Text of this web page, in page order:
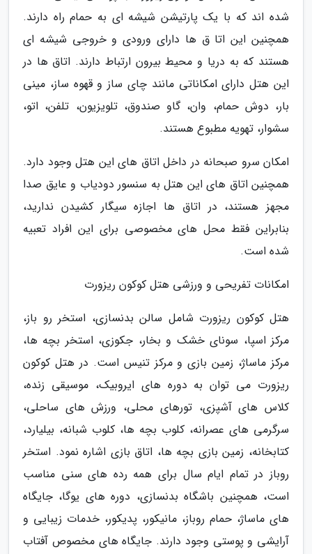
شده اند که با یک پارتیشن شیشه ای به حمام راه دارند.
همچنین این اتا ق ها دارای ورودی و خروجی شیشه ای
هستند که به دریا و محیط بیرون ارتباط دارند. اتاق ها در
این هتل دارای امکاناتی مانند چای ساز و قهوه ساز، مینی
بار، دوش حمام، وان، گاو صندوق، تلویزیون، تلفن، اتو،
سشوار، تهویه مطبوع هستند.
امکان سرو صبحانه در داخل اتاق های این هتل وجود دارد.
همچنین اتاق های این هتل به سنسور دودیاب و عایق صدا
مجهز هستند، در اتاق ها اجازه سیگار کشیدن ندارید،
بنابراین فقط محل های مخصوصی برای این افراد تعبیه
شده است.
امکانات تفریحی و ورزشی هتل کوکون ریزورت
هتل کوکون ریزورت شامل سالن بدنسازی، استخر رو باز،
مرکز اسپا، سونای خشک و بخار، جکوزی، استخر بچه ها،
مرکز ماساژ، زمین بازی و مرکز تنیس است. در هتل کوکون
ریزورت می توان به دوره های ایروبیک، موسیقی زنده،
کلاس های آشپزی، تورهای محلی، ورزش های ساحلی،
سرگرمی های عصرانه، کلوب بچه ها، کلوب شبانه، بیلیارد،
کتابخانه، زمین بازی بچه ها، اتاق بازی اشاره نمود. استخر
روباز در تمام ایام سال برای همه رده های سنی مناسب
است، همچنین باشگاه بدنسازی، دوره های یوگا، جایگاه
های ماساژ، حمام روباز، مانیکور، پدیکور، خدمات زیبایی و
آرایشی و پوستی وجود دارند. جایگاه های مخصوص آفتاب